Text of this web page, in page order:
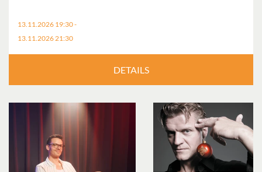
13.11.2026 19:30 -
13.11.2026 21:30
DETAILS